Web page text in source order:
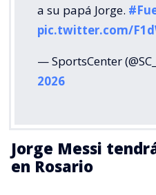
a su papá Jorge.
pic.twitter.com/
— SportsCenter
2026
Jorge Messi
en Rosario